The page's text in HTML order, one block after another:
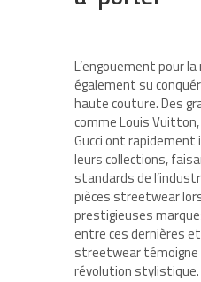
L’engouement pour
également su
haute couture. Des
comme Louis Vuitton,
Gucci ont
leurs collections,
standards de
pièces streetwear
prestigieuses
entre ces dernières
streetwear témoigne
révolution stylistique.